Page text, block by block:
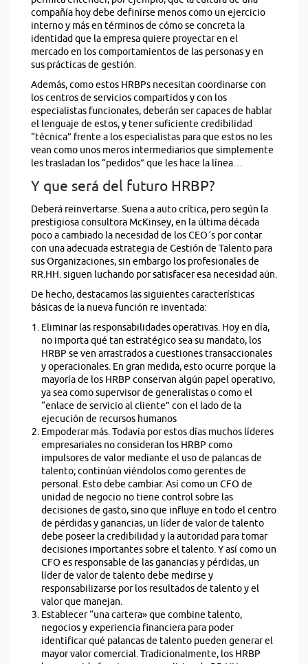
compañía hoy debe definirse menos como un ejercicio
interno y más en términos de cómo se concreta la
identidad que la empresa quiere proyectar en el
mercado en los comportamientos de las personas y en
sus prácticas de gestión.
Además, como estos HRBPs necesitan coordinarse con
los centros de servicios compartidos y con los
especialistas funcionales, deberán ser capaces de hablar
el lenguaje de estos, y tener suficiente credibilidad
“técnica” frente a los especialistas para que estos no les
vean como unos meros intermediarios que simplemente
les trasladan los “pedidos” que les hace la línea…
Y que será del futuro HRBP?
Deberá reinvertarse. Suena a auto crítica, pero según la
prestigiosa consultora McKinsey, en la última década
poco a cambiado la necesidad de los CEO´s por contar
con una adecuada estrategia de Gestión de Talento para
sus Organizaciones, sin embargo los profesionales de
RR.HH. siguen luchando por satisfacer esa necesidad aún.
De hecho, destacamos las siguientes características
básicas de la nueva función re inventada:
Eliminar las responsabilidades operativas. Hoy en día,
no importa qué tan estratégico sea su mandato, los
HRBP se ven arrastrados a cuestiones transaccionales
y operacionales. En gran medida, esto ocurre porque la
mayoría de los HRBP conservan algún papel operativo,
ya sea como supervisor de generalistas o como el
“enlace de servicio al cliente” con el lado de la
ejecución de recursos humanos
Empoderar más. Todavía por estos días muchos líderes
empresariales no consideran los HRBP como
impulsores de valor mediante el uso de palancas de
talento; continúan viéndolos como gerentes de
personal. Esto debe cambiar. Así como un CFO de
unidad de negocio no tiene control sobre las
decisiones de gasto, sino que influye en todo el centro
de pérdidas y ganancias, un líder de valor de talento
debe poseer la credibilidad y la autoridad para tomar
decisiones importantes sobre el talento. Y así como un
CFO es responsable de las ganancias y pérdidas, un
líder de valor de talento debe medirse y
responsabilizarse por los resultados de talento y el
valor que manejan.
Establecer “una cartera» que combine talento,
negocios y experiencia financiera para poder
identificar qué palancas de talento pueden generar el
mayor valor comercial. Tradicionalmente, los HRBP